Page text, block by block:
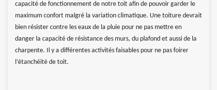
capacité de fonctionnement de notre toit afin de pouvoir garder le
maximum confort malgré la variation climatique. Une toiture devrait
bien résister contre les eaux de la pluie pour ne pas mettre en
danger la capacité de résistance des murs, du plafond et aussi de la
charpente. Il y a différentes activités faisables pour ne pas foirer
l’étanchéité de toit.